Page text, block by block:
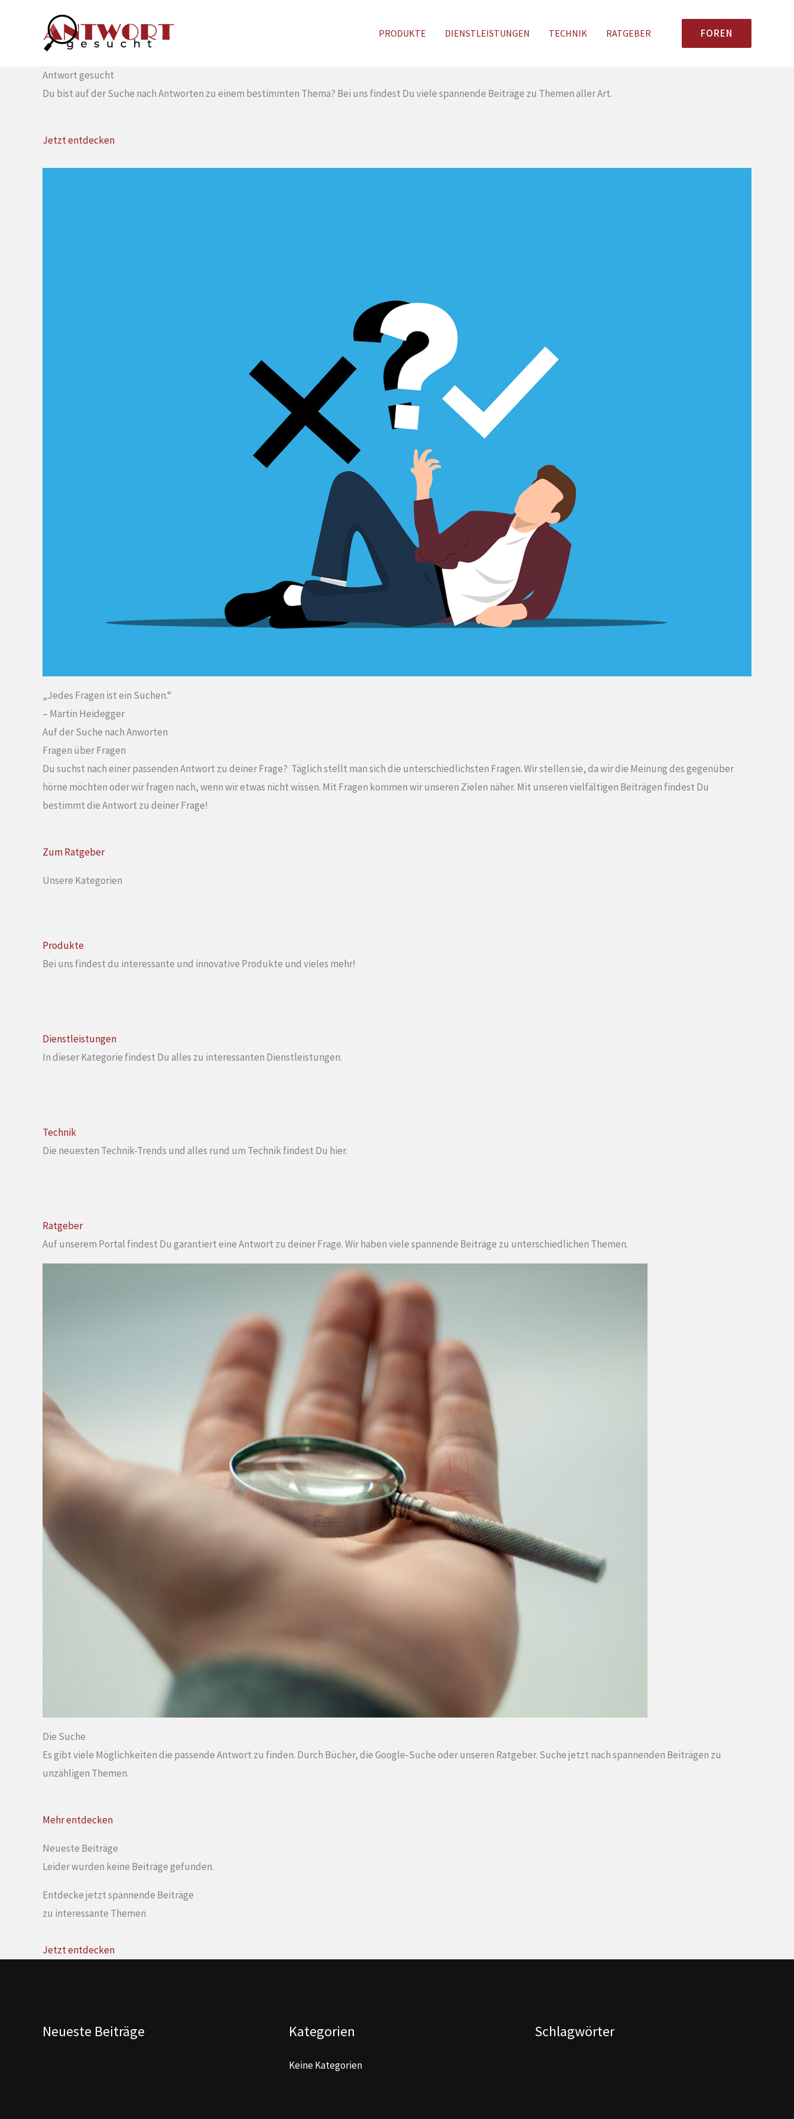
PRODUKTE DIENSTLEISTUNGEN TECHNIK RATGEBER FOREN
Antwort gesucht
Du bist auf der Suche nach Antworten zu einem bestimmten Thema? Bei uns findest Du viele spannende Beiträge zu Themen aller Art.
Jetzt entdecken
„Jedes Fragen ist ein Suchen.“
– Martin Heidegger
Auf der Suche nach Anworten
Fragen über Fragen
Du suchst nach einer passenden Antwort zu deiner Frage? Täglich stellt man sich die unterschiedlichsten Fragen. Wir stellen sie, da wir die Meinung des gegenüber
hörne möchten oder wir fragen nach, wenn wir etwas nicht wissen. Mit Fragen kommen wir unseren Zielen näher. Mit unseren vielfältigen Beiträgen findest Du
bestimmt die Antwort zu deiner Frage!
Zum Ratgeber
Unsere Kategorien
Produkte
Bei uns findest du interessante und innovative Produkte und vieles mehr!
Dienstleistungen
In dieser Kategorie findest Du alles zu interessanten Dienstleistungen.
Technik
Die neuesten Technik-Trends und alles rund um Technik findest Du hier.
Ratgeber
Auf unserem Portal findest Du garantiert eine Antwort zu deiner Frage. Wir haben viele spannende Beiträge zu unterschiedlichen Themen.
Die Suche
Es gibt viele Möglichkeiten die passende Antwort zu finden. Durch Bücher, die Google-Suche oder unseren Ratgeber. Suche jetzt nach spannenden Beiträgen zu
unzähligen Themen.
Mehr entdecken
Neueste Beiträge
Leider wurden keine Beiträge gefunden.
Entdecke jetzt spannende Beiträge
zu interessante Themen
Jetzt entdecken
Neueste Beiträge Kategorien
Keine Kategorien
Schlagwörter